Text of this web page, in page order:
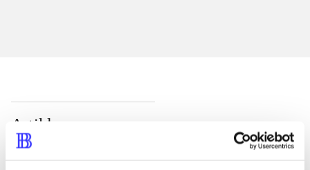
Artikler
Alle registrerede artikler fordelt på udgivelser